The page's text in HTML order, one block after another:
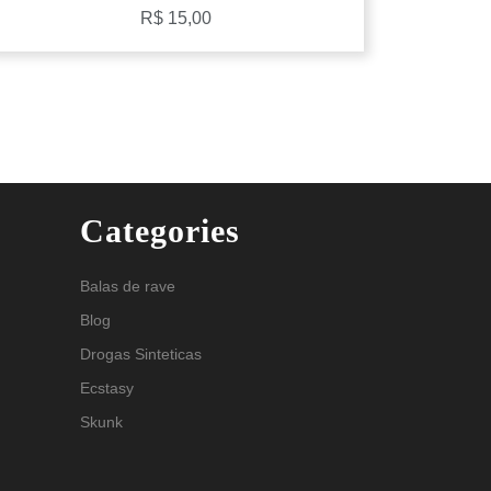
R$ 15,00
Categories
Balas de rave
Blog
Drogas Sinteticas
Ecstasy
Skunk